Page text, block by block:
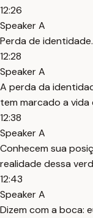
12:26
Speaker A
Perda de identidade.
12:28
Speaker A
A perda da
tem marcado a
12:38
Speaker A
Conhecem sua
realidade dessa
12:43
Speaker A
Dizem com a boca: